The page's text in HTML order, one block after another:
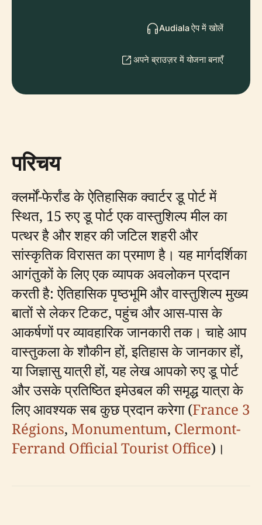
Audiala ऐप में खोलें
अपने ब्राउज़र में योजना बनाएँ
परिचय
क्लर्मों-फेर्रांड के ऐतिहासिक क्वार्टर डू पोर्ट में
स्थित, 15 रुए डू पोर्ट एक वास्तुशिल्प मील का
पत्थर है और शहर की जटिल शहरी और
सांस्कृतिक विरासत का प्रमाण है। यह मार्गदर्शिका
आगंतुकों के लिए एक व्यापक अवलोकन प्रदान
करती है: ऐतिहासिक पृष्ठभूमि और वास्तुशिल्प मुख्य
बातों से लेकर टिकट, पहुंच और आस-पास के
आकर्षणों पर व्यावहारिक जानकारी तक। चाहे आप
वास्तुकला के शौकीन हों, इतिहास के जानकार हों,
या जिज्ञासु यात्री हों, यह लेख आपको रुए डू पोर्ट
और उसके प्रतिष्ठित इमेउबल की समृद्ध यात्रा के
लिए आवश्यक सब कुछ प्रदान करेगा (France 3
Régions, Monumentum, Clermont-
Ferrand Official Tourist Office)।